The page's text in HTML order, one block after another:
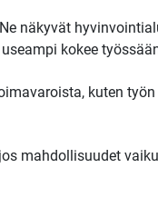
näkyvät
kokee
kuten
mahdollisuudet